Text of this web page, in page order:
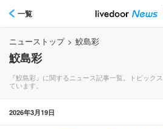
一覧
ニューストップ > 鮫島彩
鮫島彩
『鮫島彩』に関するニュース記事一覧。トピック
ています。
2026年3月19日